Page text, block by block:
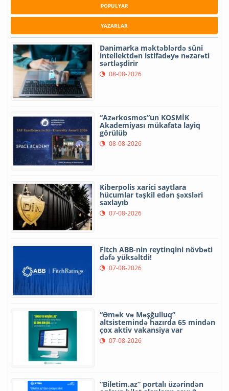
POPULYAR
YAZARLAR
Danimarka məktəblərdə süni
intellektdən istifadəyə nəzarəti
sərtləşdirir
08-08-2026
“Azərkosmos”un KOSMİK
Akademiyası mükafata layiq
görülüb
08-08-2026
Kiberpolis xarici saytlara
hücumlar təşkil edən şəxsləri
saxlayıb
07-08-2026
Fitch ABB-nin reytinqini növbəti
dəfə yüksəltdi!
07-08-2026
“Əmək və Məşğulluq”
altsistemində hazırda 65 mindən
çox aktiv vakansiya var
07-08-2026
“Biletim.az” portalı üzərindən